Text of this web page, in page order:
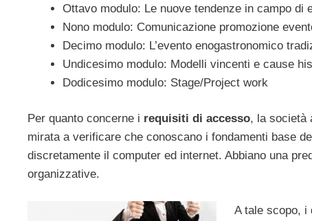
Ottavo modulo: Le nuove tendenze in campo
Nono modulo: Comunicazione promozione
Decimo modulo: L’evento enogastronomico
Undicesimo modulo: Modelli vincenti e cause
Dodicesimo modulo: Stage/Project work
Per quanto concerne i requisiti di accesso, la società
mirata a verificare che conoscano i fondamenti base
discretamente il computer ed internet. Abbiano una
organizzative.
A tale scopo, i